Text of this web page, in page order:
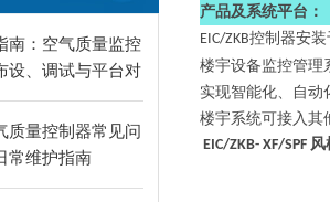
南：空气质量监控
设、调试与平台对
步骤
质量控制器常见问
常维护指南
产品及系统平台：
EIC/ZKB控制器安
楼宇设备监控管理
实现智能化、自动
楼宇系统可接入其
EIC/ZKB- XF/SPF